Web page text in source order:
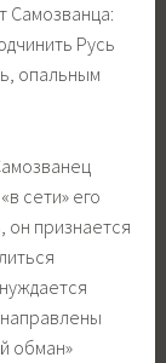
Самозванца:
Русь
опальным
сети» его
признается
обман»